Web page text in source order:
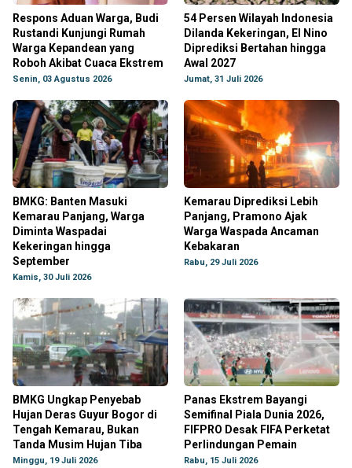
Respons Aduan Warga, Budi
Rustandi Kunjungi Rumah
Warga Kepandean yang
Roboh Akibat Cuaca Ekstrem
Senin, 03 Agustus 2026
54 Persen Wilayah Indonesia
Dilanda Kekeringan, El Nino
Diprediksi Bertahan hingga
Awal 2027
Jumat, 31 Juli 2026
BMKG: Banten Masuki
Kemarau Panjang, Warga
Diminta Waspadai
Kekeringan hingga
September
Kamis, 30 Juli 2026
Kemarau Diprediksi Lebih
Panjang, Pramono Ajak
Warga Waspada Ancaman
Kebakaran
Rabu, 29 Juli 2026
BMKG Ungkap Penyebab
Hujan Deras Guyur Bogor di
Tengah Kemarau, Bukan
Tanda Musim Hujan Tiba
Minggu, 19 Juli 2026
Panas Ekstrem Bayangi
Semifinal Piala Dunia 2026,
FIFPRO Desak FIFA Perketat
Perlindungan Pemain
Rabu, 15 Juli 2026